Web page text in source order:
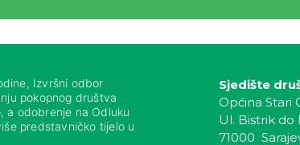
Izvršni odbor
pokopnog društva
a odobrenje na Odluku
predstavničko tijelo u
Sjedište
Općina Stari
Ul. Bistrik do
71000